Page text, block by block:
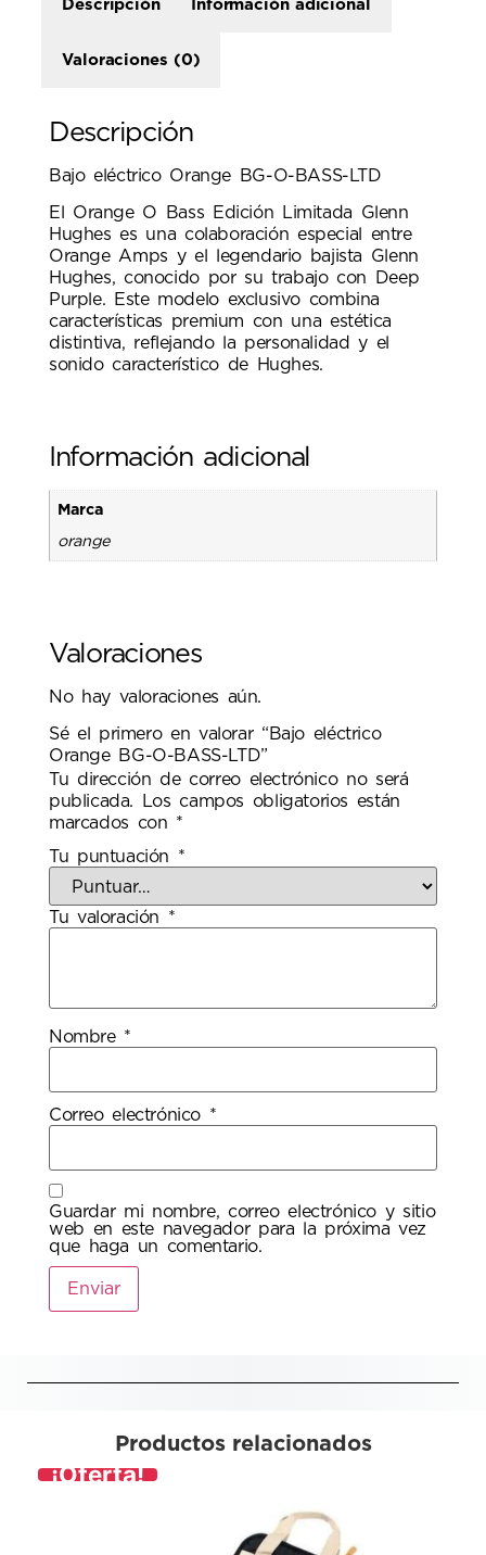
Descripción Información adicional
Valoraciones (0)
Descripción
Bajo eléctrico Orange BG-O-BASS-LTD
El Orange O Bass Edición Limitada Glenn
Hughes es una colaboración especial entre
Orange Amps y el legendario bajista Glenn
Hughes, conocido por su trabajo con Deep
Purple.
Este modelo exclusivo combina
características premium con una estética
distintiva, reflejando la personalidad y el
sonido característico de Hughes.
Información adicional
Marca
orange
Valoraciones
No hay valoraciones aún.
Sé el primero en valorar “Bajo eléctrico
Orange BG-O-BASS-LTD”
Tu dirección de correo electrónico no será
publicada.
Los campos obligatorios están
marcados con *
Tu puntuación *
Tu valoración *
Nombre *
Correo electrónico *
Guardar mi nombre, correo electrónico y sitio
web en este navegador para la próxima vez
que haga un comentario.
Productos relacionados
¡Oferta!